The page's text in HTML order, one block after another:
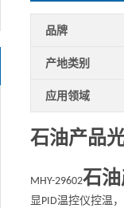
品牌
产地类别
应用领域
石油产品
MHY-29602石
显PID温控仪控温